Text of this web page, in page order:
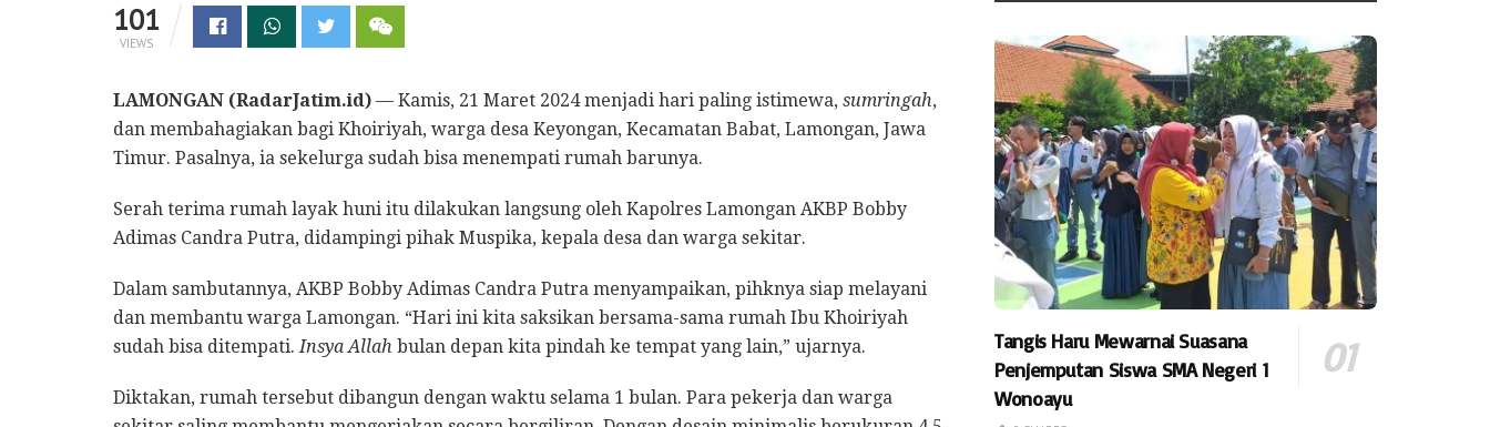
101
VIEWS
LAMONGAN (RadarJatim.id) — Kamis, 21 Maret 2024 menjadi hari paling istimewa, sumringah,
dan membahagiakan bagi Khoiriyah, warga desa Keyongan, Kecamatan Babat, Lamongan, Jawa
Timur. Pasalnya, ia sekelurga sudah bisa menempati rumah barunya.
Serah terima rumah layak huni itu dilakukan langsung oleh Kapolres Lamongan AKBP Bobby
Adimas Candra Putra, didampingi pihak Muspika, kepala desa dan warga sekitar.
Dalam sambutannya, AKBP Bobby Adimas Candra Putra menyampaikan, pihknya siap melayani
dan membantu warga Lamongan. “Hari ini kita saksikan bersama-sama rumah Ibu Khoiriyah
sudah bisa ditempati.Insya Allah bulan depan kita pindah ke tempat yang lain,” ujarnya.
Diktakan, rumah tersebut dibangun dengan waktu selama 1 bulan. Para pekerja dan warga
Tangis Haru Mewarnai Suasana
Penjemputan Siswa SMA Negeri 1
Wonoayu